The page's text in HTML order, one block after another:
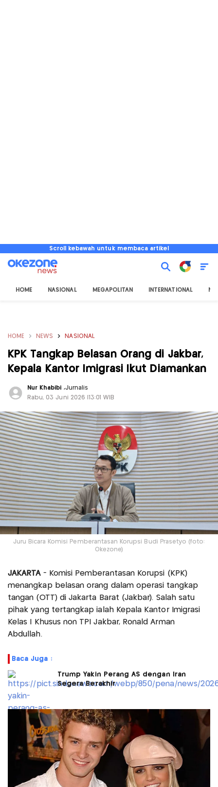
Scroll kebawah untuk membaca artikel
HOME NASIONAL MEGAPOLITAN INTERNATIONAL
HOME NEWS NASIONAL
KPK Tangkap Belasan Orang di Jakbar,
Kepala Kantor Imigrasi Ikut Diamankan
Nur Khabibi ,Jurnalis
Rabu, 03 Juni 2026 |13:01 WIB
Juru Bicara Komisi Pemberantasan Korupsi Budi Prasetyo (foto:
Okezone)
JAKARTA- Komisi Pemberantasan Korupsi (KPK)
menangkap belasan orang dalam operasi tangkap
tangan (OTT) di Jakarta Barat (Jakbar). Salah satu
pihak yang tertangkap ialah Kepala Kantor Imigrasi
Kelas I Khusus non TPI Jakbar, Ronald Arman
Abdullah.
Baca Juga :
Trump Yakin Perang AS dengan Iran
Segera Berakhir